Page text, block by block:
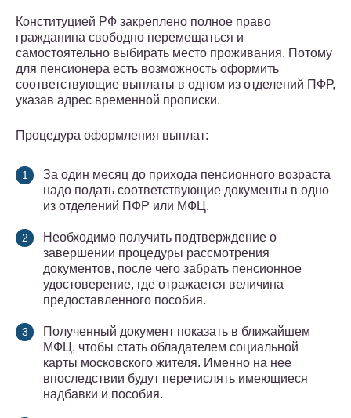
Конституцией РФ закреплено полное право
гражданина свободно перемещаться и
самостоятельно выбирать место проживания. Потому
для пенсионера есть возможность оформить
соответствующие выплаты в одном из отделений ПФР,
указав адрес временной прописки.
Процедура оформления выплат:
За один месяц до прихода пенсионного возраста
надо подать соответствующие документы в одно
из отделений ПФР или МФЦ.
Необходимо получить подтверждение о
завершении процедуры рассмотрения
документов, после чего забрать пенсионное
удостоверение, где отражается величина
предоставленного пособия.
Полученный документ показать в ближайшем
МФЦ, чтобы стать обладателем социальной
карты московского жителя. Именно на нее
впоследствии будут перечислять имеющиеся
надбавки и пособия.